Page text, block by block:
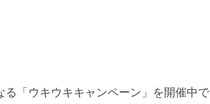
る「ウキウキキャンペーン」を開催中で